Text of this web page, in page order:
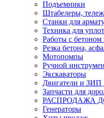
Подъемники
Штабелеры,
Станки для
Техника для
Работы с бетоном
Резка бетона,
Мотопомпы
Ручной
Экскаваторы
Двигатели и ЗИП
Запчасти для
РАСПРОДАЖА
Генераторы